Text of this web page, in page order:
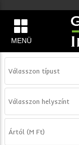
MENÜ